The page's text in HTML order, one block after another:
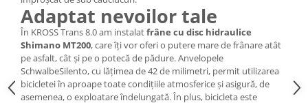
Pedale
Pinioane
Pipe
Roți
Adaptat nevoilor tale
În KROSS Trans 8.0 am instalatfrâne cu disc hidraulice
Shimano MT200, care îți vor oferi o putere mare de frânare atât
pe asfalt, cât și pe o potecă de pădure. Anvelopele
SchwalbeSilento, cu lățimea de 42 de milimetri, permit utilizarea
bicicletei în aproape toate condițiile atmosferice și asigură, de
asemenea, o exploatare îndelungată. În plus, bicicleta este